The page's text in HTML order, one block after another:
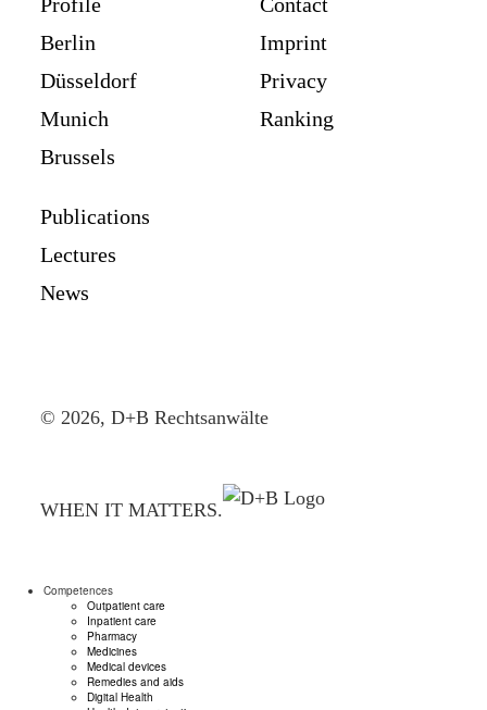
Profile
Berlin
Düsseldorf
Munich
Brussels
Contact
Imprint
Privacy
Ranking
Publications
Lectures
News
© 2026, D+B Rechtsanwälte
WHEN IT MATTERS.
Competences
Outpatient care
Inpatient care
Pharmacy
Medicines
Medical devices
Remedies and aids
Digital Health